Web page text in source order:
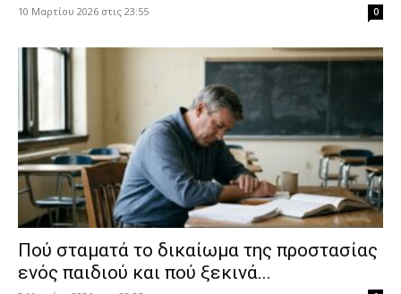
10 Μαρτίου 2026 στις 23:55 0
Πού σταματά το δικαίωμα της προστασίας
ενός παιδιού και πού ξεκινά...